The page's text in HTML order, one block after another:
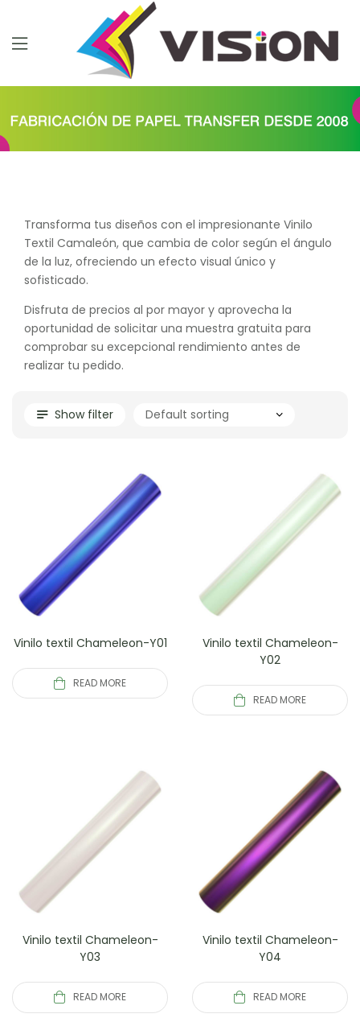
Transforma tus diseños con el impresionante Vinilo
Textil Camaleón, que cambia de color según el ángulo
de la luz, ofreciendo un efecto visual único y
sofisticado.
Disfruta de precios al por mayor y aprovecha la
oportunidad de solicitar una muestra gratuita para
comprobar su excepcional rendimiento antes de
realizar tu pedido.
Show filter
Vinilo textil Chameleon-Y01
READ MORE
Vinilo textil Chameleon-
Y02
READ MORE
Vinilo textil Chameleon-
Y03
READ MORE
Vinilo textil Chameleon-
Y04
READ MORE